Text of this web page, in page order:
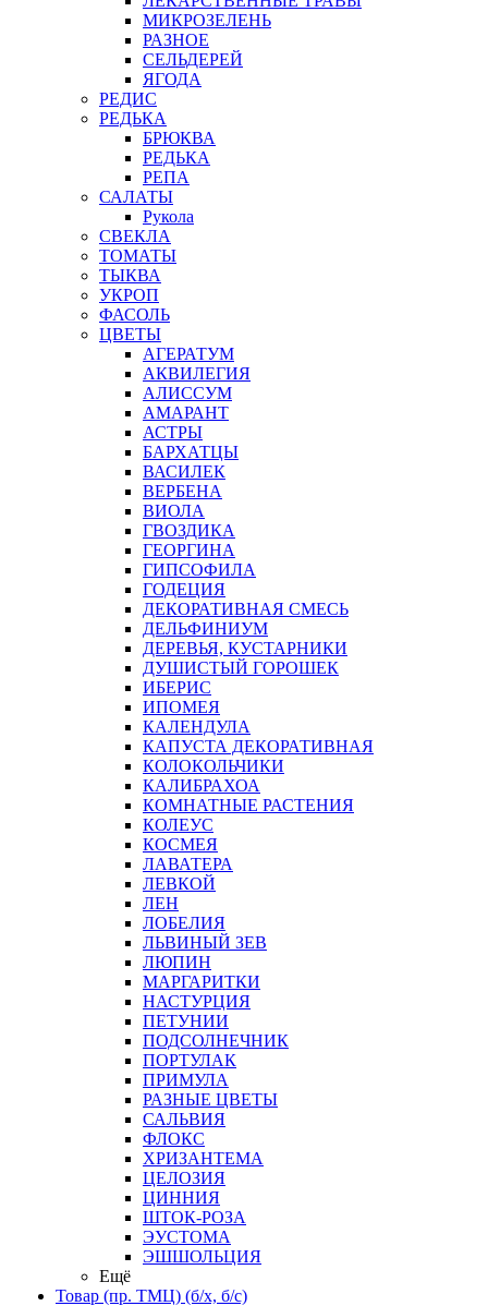
МИКРОЗЕЛЕНЬ
РАЗНОЕ
СЕЛЬДЕРЕЙ
ЯГОДА
РЕДИС
РЕДЬКА
БРЮКВА
РЕДЬКА
РЕПА
САЛАТЫ
Рукола
СВЕКЛА
ТОМАТЫ
ТЫКВА
УКРОП
ФАСОЛЬ
ЦВЕТЫ
АГЕРАТУМ
АКВИЛЕГИЯ
АЛИССУМ
АМАРАНТ
АСТРЫ
БАРХАТЦЫ
ВАСИЛЕК
ВЕРБЕНА
ВИОЛА
ГВОЗДИКА
ГЕОРГИНА
ГИПСОФИЛА
ГОДЕЦИЯ
ДЕКОРАТИВНАЯ СМЕСЬ
ДЕЛЬФИНИУМ
ДЕРЕВЬЯ, КУСТАРНИКИ
ДУШИСТЫЙ ГОРОШЕК
ИБЕРИС
ИПОМЕЯ
КАЛЕНДУЛА
КАПУСТА ДЕКОРАТИВНАЯ
КОЛОКОЛЬЧИКИ
КАЛИБРАХОА
КОМНАТНЫЕ РАСТЕНИЯ
КОЛЕУС
КОСМЕЯ
ЛАВАТЕРА
ЛЕВКОЙ
ЛЕН
ЛОБЕЛИЯ
ЛЬВИНЫЙ ЗЕВ
ЛЮПИН
МАРГАРИТКИ
НАСТУРЦИЯ
ПЕТУНИИ
ПОДСОЛНЕЧНИК
ПОРТУЛАК
ПРИМУЛА
РАЗНЫЕ ЦВЕТЫ
САЛЬВИЯ
ФЛОКС
ХРИЗАНТЕМА
ЦЕЛОЗИЯ
ЦИННИЯ
ШТОК-РОЗА
ЭУСТОМА
ЭШШОЛЬЦИЯ
Ещё
Товар (пр. ТМЦ) (б/х, б/с)